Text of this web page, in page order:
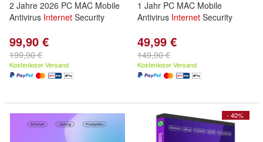
2 Jahre 2026 PC MAC Mobile
Antivirus Internet Security
99,90 €
199,90 €
Kostenloser Versand
1 Jahr PC MAC Mobile
Antivirus Internet Security
49,99 €
149,90 €
Kostenloser Versand
- 40%